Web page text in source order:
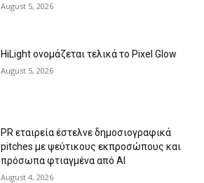
August 5, 2026
HiLight ονομάζεται τελικά το Pixel Glow
August 5, 2026
PR εταιρεία έστελνε δημοσιογραφικά
pitches με ψεύτικους εκπροσώπους και
πρόσωπα φτιαγμένα από AI
August 4, 2026